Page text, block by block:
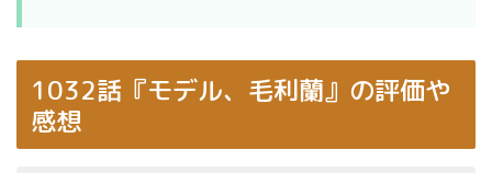
1032話『モデル、毛利蘭』の評価や
感想